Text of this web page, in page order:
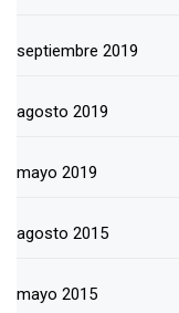
septiembre 2019
agosto 2019
mayo 2019
agosto 2015
mayo 2015